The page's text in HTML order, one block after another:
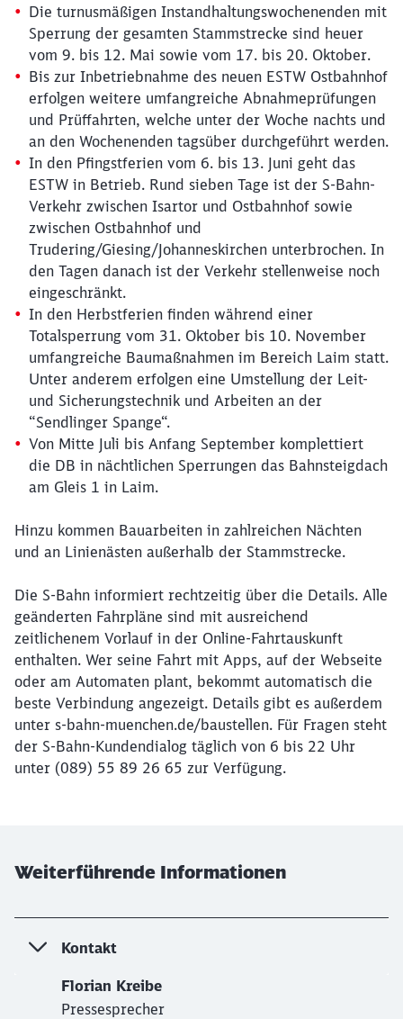
Die turnusmäßigen Instandhaltungswochenenden mit
Sperrung der gesamten Stammstrecke sind heuer
vom 9. bis 12. Mai sowie vom 17. bis 20. Oktober.
Bis zur Inbetriebnahme des neuen ESTW Ostbahnhof
erfolgen weitere umfangreiche Abnahmeprüfungen
und Prüffahrten, welche unter der Woche nachts und
an den Wochenenden tagsüber durchgeführt werden.
In den Pfingstferien vom 6. bis 13. Juni geht das
ESTW in Betrieb. Rund sieben Tage ist der S-Bahn-
Verkehr zwischen Isartor und Ostbahnhof sowie
zwischen Ostbahnhof und
Trudering/Giesing/Johanneskirchen unterbrochen. In
den Tagen danach ist der Verkehr stellenweise noch
eingeschränkt.
In den Herbstferien finden während einer
Totalsperrung vom 31. Oktober bis 10. November
umfangreiche Baumaßnahmen im Bereich Laim statt.
Unter anderem erfolgen eine Umstellung der Leit-
und Sicherungstechnik und Arbeiten an der
“Sendlinger Spange“.
Von Mitte Juli bis Anfang September komplettiert
die DB in nächtlichen Sperrungen das Bahnsteigdach
am Gleis 1 in Laim.
Hinzu kommen Bauarbeiten in zahlreichen Nächten
und an Linienästen außerhalb der Stammstrecke.
Die S-Bahn informiert rechtzeitig über die Details. Alle
geänderten Fahrpläne sind mit ausreichend
zeitlichenem Vorlauf in der Online-Fahrtauskunft
enthalten. Wer seine Fahrt mit Apps, auf der Webseite
oder am Automaten plant, bekommt automatisch die
beste Verbindung angezeigt. Details gibt es außerdem
unter s-bahn-muenchen.de/baustellen. Für Fragen steht
der S-Bahn-Kundendialog täglich von 6 bis 22 Uhr
unter (089) 55 89 26 65 zur Verfügung.
Weiterführende Informationen
Kontakt
Florian Kreibe
Pressesprecher